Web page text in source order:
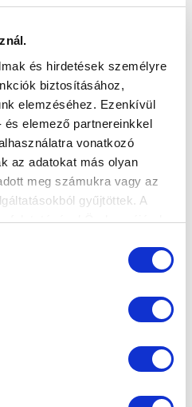
és hirdetések személyre
biztosításához,
elemzéséhez. Ezenkívül
elemező partnereinkkel
vonatkozó
az adatokat más olyan
meg számukra vagy az
gyűjtöttek. A
folytatásával Ön hozzájárul a
KÜZDÖTTÜNK A
értékelte a Gyirmót